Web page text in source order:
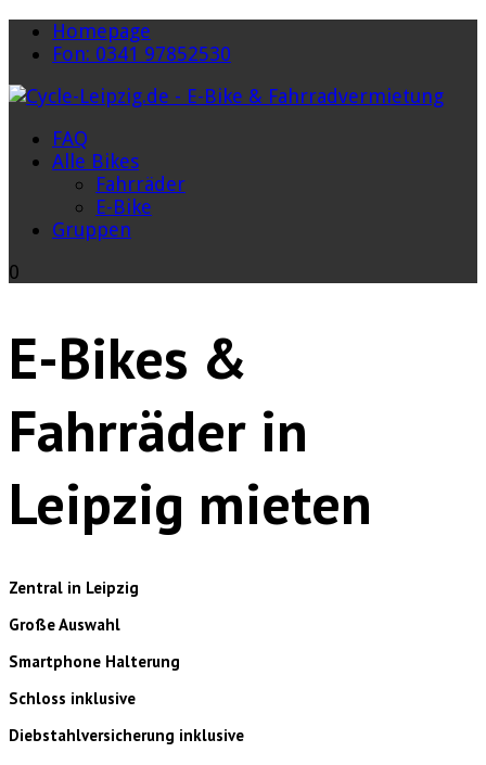
Homepage
Fon: 0341 97852530
FAQ
Alle Bikes
Fahrräder
E-Bike
Gruppen
0
E-Bikes &
Fahrräder in
Leipzig mieten
Zentral in Leipzig
Große Auswahl
Smartphone Halterung
Schloss inklusive
Diebstahlversicherung inklusive